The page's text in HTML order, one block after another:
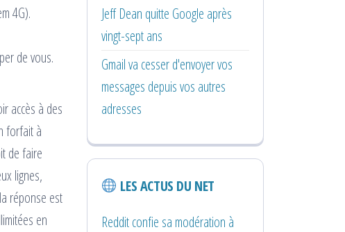
4G).
de vous.
accès à des
forfait à
de faire
lignes,
réponse est
en
Jeff Dean quitte Google après
vingt-sept ans
Gmail va cesser d'envoyer vos
messages depuis vos autres
adresses
LES ACTUS DU NET
Reddit confie sa modération à